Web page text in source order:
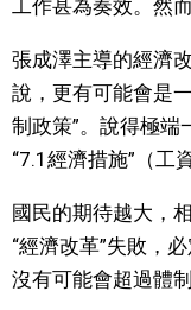
工作甚為奏效。然
張成澤主導的經濟
說，更有可能會是
制政策”。說得極端
“7.1經濟措施”（工
國民的期待越大，
“經濟改革”失敗，
沒有可能會超過體